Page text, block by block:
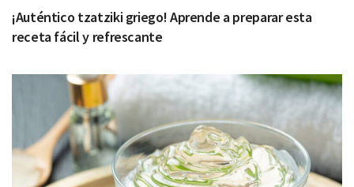
¡Auténtico tzatziki griego! Aprende a preparar esta
receta fácil y refrescante